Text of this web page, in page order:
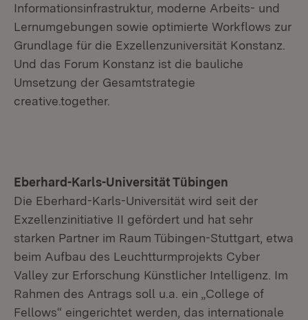
Informationsinfrastruktur, moderne Arbeits- und
Lernumgebungen sowie optimierte Workflows zur
Grundlage für die Exzellenzuniversität Konstanz.
Und das Forum Konstanz ist die bauliche
Umsetzung der Gesamtstrategie
creative.together.
Eberhard-Karls-Universität Tübingen
Die Eberhard-Karls-Universität wird seit der
Exzellenzinitiative II gefördert und hat sehr
starken Partner im Raum Tübingen-Stuttgart, etwa
beim Aufbau des Leuchtturmprojekts Cyber
Valley zur Erforschung Künstlicher Intelligenz. Im
Rahmen des Antrags soll u.a. ein „College of
Fellows“ eingerichtet werden, das internationale